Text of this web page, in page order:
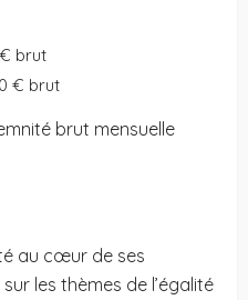
€ brut
€ brut
brut mensuelle
au cœur de ses
les thèmes de l’égalité